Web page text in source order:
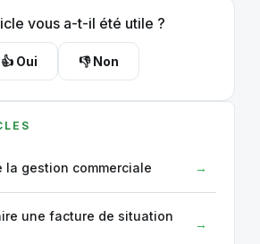
vous a-t-il été utile ?
👍 Oui 👎 Non
la gestion commerciale
une facture de situation